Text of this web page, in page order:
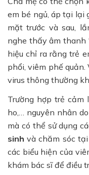
em bé ngủ, áp tại lại
mặt trước và sau,
nghe thấy âm thanh
hiệu chỉ ra rằng trẻ
phổi, viêm phế quản.
virus thông thường
Trường hợp trẻ cảm
ho,… nguyên nhân
mà có thể sử dụng
sinhvà chăm sóc
các biểu hiện của
khám bác sĩ để điều